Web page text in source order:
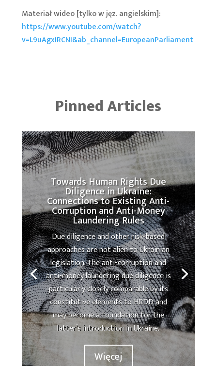
Materiał wideo [tylko w jęz. angielskim]:
https://www.youtube.com/watch?
v=L9uAgxIRCNI&ab_channel=EuropeanParliament
Pinned Articles
Towards Human Rights Due
Diligence in Ukraine:
Connections to Existing Anti-
Corruption and Anti-Money
Laundering Rules
Due diligence and other risk-based
approaches are not alien to Ukrainian
legislation. The anti-corruption and
anti-money laundering due diligence is
particularly closely comparable by its
constitutive elements to HRDD and
may become a foundation for the
latter’s introduction in Ukraine.
Więcej